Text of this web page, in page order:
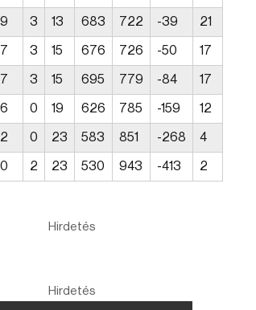
9 3 13 683 722 -39 21
7 3 15 676 726 -50 17
7 3 15 695 779 -84 17
6 0 19 626 785 -159 12
2 0 23 583 851 -268 4
0 2 23 530 943 -413 2
Hirdetés
Hirdetés